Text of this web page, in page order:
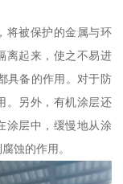
将被保护的金属与环
离起来，使之不易进
具备的作用。对于防
。另外，有机涂层还
涂层中，缓慢地从涂
蚀的作用。